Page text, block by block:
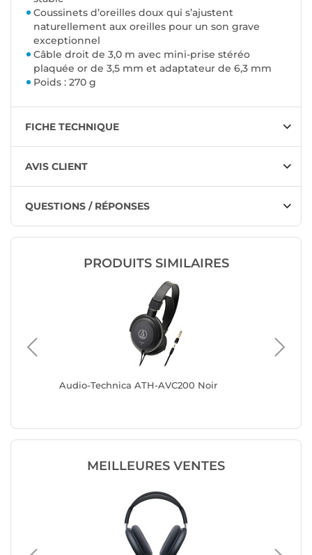
Coussinets d’oreilles doux qui s’ajustent
naturellement aux oreilles pour un son grave
exceptionnel
Câble droit de 3,0 m avec mini-prise stéréo
plaquée or de 3,5 mm et adaptateur de 6,3 mm
Poids : 270 g
FICHE TECHNIQUE
AVIS CLIENT
QUESTIONS / RÉPONSES
PRODUITS SIMILAIRES
Audio-Technica ATH-AVC200 Noir
MEILLEURES VENTES